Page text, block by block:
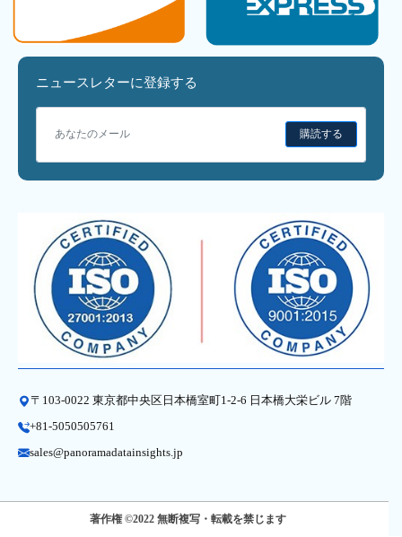
ニュースレターに登録する
購読する
〒103-0022 東京都中央区日本橋室町1-2-6 日本橋大栄ビル 7階
+81-5050505761
sales@panoramadatainsights.jp
著作権 ©2022 無断複写・転載を禁じます